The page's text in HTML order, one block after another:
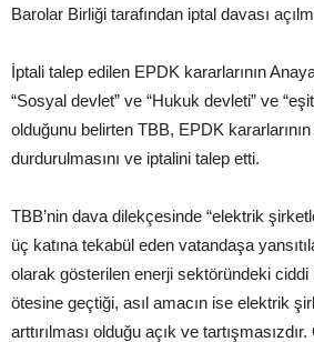
Barolar Birliği tarafından iptal davası
İptali talep edilen EPDK kararlarının
“Sosyal devlet” ve “Hukuk devleti” ve
olduğunu belirten TBB, EPDK
durdurulmasını ve iptalini talep etti.
TBB’nin dava dilekçesinde “elektrik
üç katına tekabül eden vatandaşa
olarak gösterilen enerji sektöründeki ciddi
ötesine geçtiği, asıl amacın ise elektrik
arttırılması olduğu açık ve